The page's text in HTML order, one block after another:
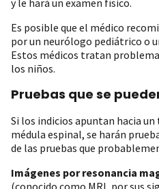
Es posible que el médico
por un neurólogo pediátrico o
Estos médicos tratan
los niños.
Pruebas que se
Si los indicios apuntan hacia
médula espinal, se harán
de las pruebas que
Imágenes por resonancia
(conocido como MRI, por sus